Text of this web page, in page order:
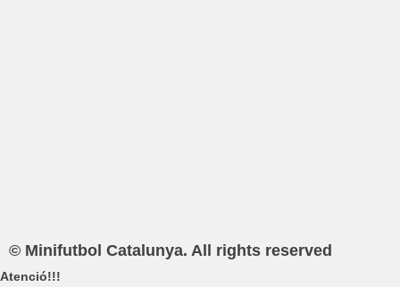
© Minifutbol Catalunya. All rights reserved
Atenció!!!